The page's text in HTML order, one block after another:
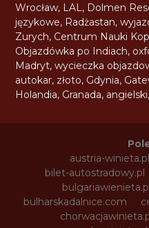
Wrocław, LAL, Dolmen
językowe, Radżastan,
Zurych, Centrum Nauki
Objazdówka po Indiach,
Madryt,wycieczka
autokar, złoto, Gdynia,
Holandia, Granada, angielski,
austria-winieta.pl
bilet-autostradowy.pl
bulharskadalnice.com